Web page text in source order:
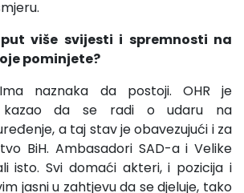
više svijesti i spremnosti na
pominjete?
naznaka da postoji. OHR je
kazao da se radi o udaru na
a taj stav je obavezujući i za
BiH. Ambasadori SAD-a i Velike
isto. Svi domaći akteri, i pozicija i
jasni u zahtjevu da se djeluje, tako